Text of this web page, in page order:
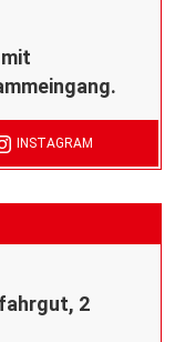
INSTAGRAM
2